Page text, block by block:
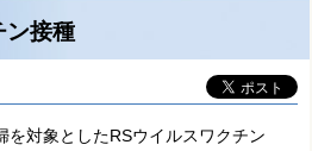
ン接種
を対象としたRSウイルスワクチン